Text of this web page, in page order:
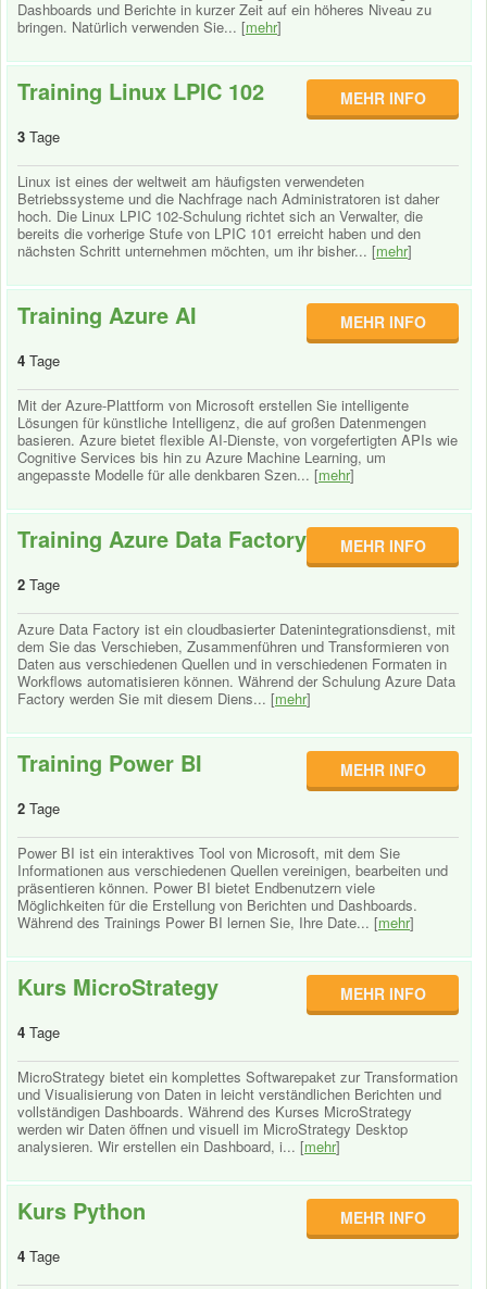
Dashboards und Berichte in kurzer Zeit auf ein höheres Niveau zu
bringen. Natürlich verwenden Sie... [mehr]
Training Linux LPIC 102
3 Tage
MEHR INFO
Linux ist eines der weltweit am häufigsten verwendeten
Betriebssysteme und die Nachfrage nach Administratoren ist daher
hoch. Die Linux LPIC 102-Schulung richtet sich an Verwalter, die
bereits die vorherige Stufe von LPIC 101 erreicht haben und den
nächsten Schritt unternehmen möchten, um ihr bisher... [mehr]
Training Azure AI
4 Tage
MEHR INFO
Mit der Azure-Plattform von Microsoft erstellen Sie intelligente
Lösungen für künstliche Intelligenz, die auf großen Datenmengen
basieren. Azure bietet flexible AI-Dienste, von vorgefertigten APIs wie
Cognitive Services bis hin zu Azure Machine Learning, um
angepasste Modelle für alle denkbaren Szen... [mehr]
Training Azure Data Factory
2 Tage
MEHR INFO
Azure Data Factory ist ein cloudbasierter Datenintegrationsdienst, mit
dem Sie das Verschieben, Zusammenführen und Transformieren von
Daten aus verschiedenen Quellen und in verschiedenen Formaten in
Workflows automatisieren können. Während der Schulung Azure Data
Factory werden Sie mit diesem Diens... [mehr]
Training Power BI
2 Tage
MEHR INFO
Power BI ist ein interaktives Tool von Microsoft, mit dem Sie
Informationen aus verschiedenen Quellen vereinigen, bearbeiten und
präsentieren können. Power BI bietet Endbenutzern viele
Möglichkeiten für die Erstellung von Berichten und Dashboards.
Während des Trainings Power BI lernen Sie, Ihre Date... [mehr]
Kurs MicroStrategy
4 Tage
MEHR INFO
MicroStrategy bietet ein komplettes Softwarepaket zur Transformation
und Visualisierung von Daten in leicht verständlichen Berichten und
vollständigen Dashboards. Während des Kurses MicroStrategy
werden wir Daten öffnen und visuell im MicroStrategy Desktop
analysieren. Wir erstellen ein Dashboard, i... [mehr]
Kurs Python
4 Tage
MEHR INFO